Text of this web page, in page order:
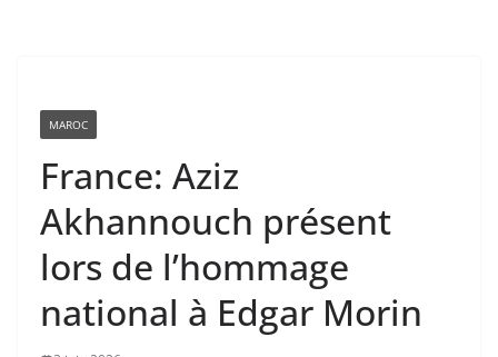
MAROC
France: Aziz
Akhannouch présent
lors de l’hommage
national à Edgar Morin